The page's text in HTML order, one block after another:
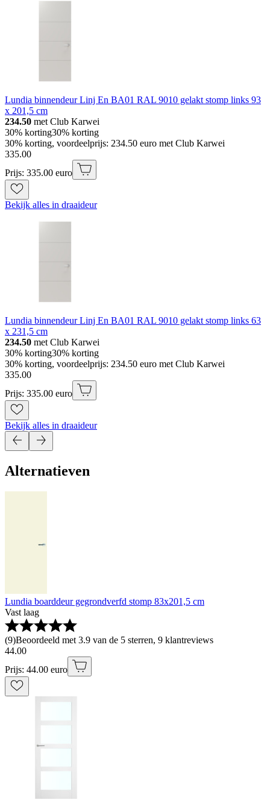
Lundia binnendeur Linj En BA01 RAL 9010 gelakt stomp links 93
x 201,5 cm
234.50 met Club Karwei
30% korting30% korting
30% korting, voordeelprijs: 234.50 euro met Club Karwei
335.00
Prijs: 335.00 euro
Bekijk alles in draaideur
Lundia binnendeur Linj En BA01 RAL 9010 gelakt stomp links 63
x 231,5 cm
234.50 met Club Karwei
30% korting30% korting
30% korting, voordeelprijs: 234.50 euro met Club Karwei
335.00
Prijs: 335.00 euro
Bekijk alles in draaideur
Alternatieven
Lundia boarddeur gegrondverfd stomp 83x201,5 cm
Vast laag
(9)Beoordeeld met 3.9 van de 5 sterren, 9 klantreviews
44.00
Prijs: 44.00 euro